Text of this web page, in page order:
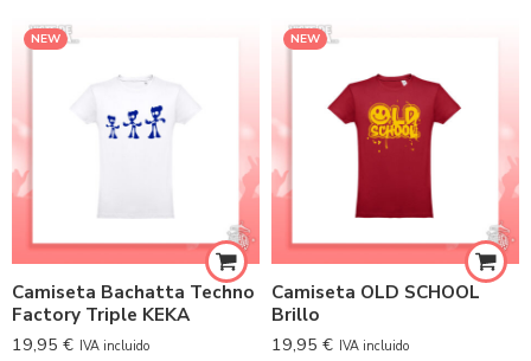
NEW
Camiseta Bachatta Techno
Factory Triple KEKA
19,95 € IVA incluido
NEW
Camiseta OLD SCHOOL
Brillo
19,95 € IVA incluido